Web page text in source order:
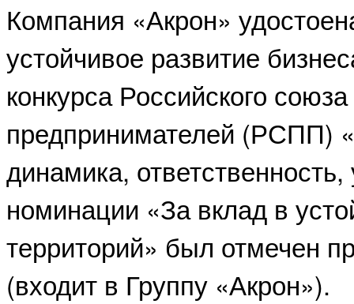
Компания «Акрон»
устойчивое развитие
конкурса Российского
предпринимателей (РСПП)
динамика,
номинации «За вклад в
территорий» был отмечен
(входит в Группу «Акрон»).